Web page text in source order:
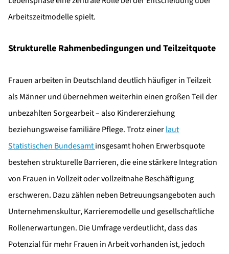
Arbeitszeitmodelle spielt.
Strukturelle Rahmenbedingungen und Teilzeitquote
Frauen arbeiten in Deutschland deutlich häufiger in Teilzeit
als Männer und übernehmen weiterhin einen großen Teil der
unbezahlten Sorgearbeit – also Kindererziehung
beziehungsweise familiäre Pflege. Trotz einerlaut
Statistischen Bundesamtinsgesamt hohen Erwerbsquote
bestehen strukturelle Barrieren, die eine stärkere Integration
von Frauen in Vollzeit oder vollzeitnahe Beschäftigung
erschweren. Dazu zählen neben Betreuungsangeboten auch
Unternehmenskultur, Karrieremodelle und gesellschaftliche
Rollenerwartungen. Die Umfrage verdeutlicht, dass das
Potenzial für mehr Frauen in Arbeit vorhanden ist, jedoch